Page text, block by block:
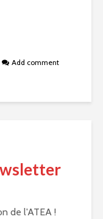
Add comment
de l'ATEA !